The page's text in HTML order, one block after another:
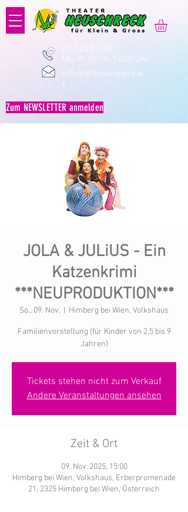
Zum NEWSLETTER anmelden
Mo-Fr, 09:00-14:00 Uhr
office@heuschreck.a
JOLA & JULiUS - Ein
Katzenkrimi
***NEUPRODUKTION***
So., 09. Nov. Himberg bei Wien, Volkshaus
Familienvorstellung (für Kinder von 2,5 bis 9
Jahren)
Tickets stehen nicht zum Verkauf
Andere Veranstaltungen ansehen
Zeit & Ort
09. Nov. 2025, 15:00
Himberg bei Wien, Volkshaus, Erberpromenade
21, 2325 Himberg bei Wien, Österreich